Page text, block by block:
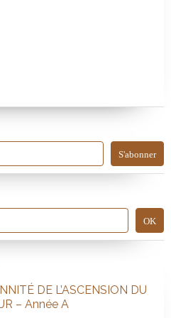
DE L’ASCENSION DU
– Année A